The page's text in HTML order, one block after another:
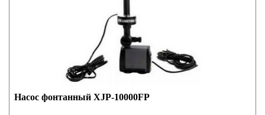
Насос фонтанный XJP-10000FP